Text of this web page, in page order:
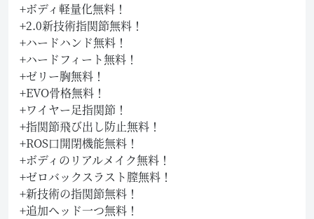
+ボディ軽量化無料！
+2.0新技術指関節無料！
+ハードハンド無料！
+ハードフィート無料！
+ゼリー胸無料！
+EVO骨格無料！
+ワイヤー足指関節！
+指関節飛び出し防止無料！
+ROS口開閉機能無料！
+ボディのリアルメイク無料！
+ゼロバックスラスト膣無料！
+新技術の指関節無料！
+追加ヘッド一つ無料！